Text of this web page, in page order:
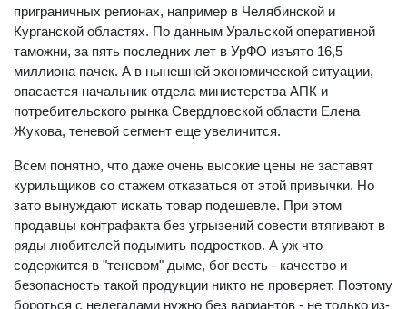
приграничных регионах, например в Челябинской и
Курганской областях. По данным Уральской оперативной
таможни, за пять последних лет в УрФО изъято 16,5
миллиона пачек. А в нынешней экономической ситуации,
опасается начальник отдела министерства АПК и
потребительского рынка Свердловской области Елена
Жукова, теневой сегмент еще увеличится.
Всем понятно, что даже очень высокие цены не заставят
курильщиков со стажем отказаться от этой привычки. Но
зато вынуждают искать товар подешевле. При этом
продавцы контрафакта без угрызений совести втягивают в
ряды любителей подымить подростков. А уж что
содержится в "теневом" дыме, бог весть - качество и
безопасность такой продукции никто не проверяет. Поэтому
бороться с нелегалами нужно без вариантов - не только из-